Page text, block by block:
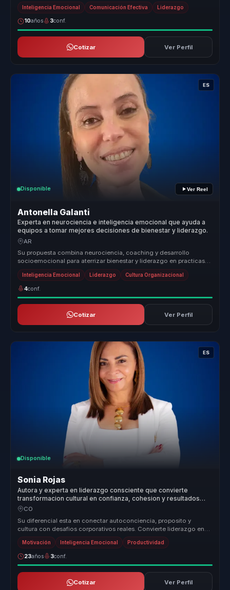
Su propues...
Inteligencia Emocional Comunicación Efectiva Liderazgo
10años 3conf.
Cotizar Ver Perfil
ES
Disponible Ver Reel
Antonella Galanti
Experta en neurociencia e inteligencia emocional que ayuda a
equipos a tomar mejores decisiones de bienestar y liderazgo.
AR
Su propuesta combina neurociencia, coaching y desarrollo
socioemocional para aterrizar bienestar y liderazgo en practicas
concretas. No s...
Inteligencia Emocional Liderazgo Cultura Organizacional
4conf.
Cotizar Ver Perfil
ES
Disponible
Sonia Rojas
Autora y experta en liderazgo consciente que convierte
transformacion cultural en confianza, cohesion y resultados
para equipos.
CO
Su diferencial esta en conectar autoconciencia, proposito y
cultura con desafios corporativos reales. Convierte liderazgo en
una practica...
Motivación Inteligencia Emocional Productividad
23años 3conf.
Cotizar Ver Perfil